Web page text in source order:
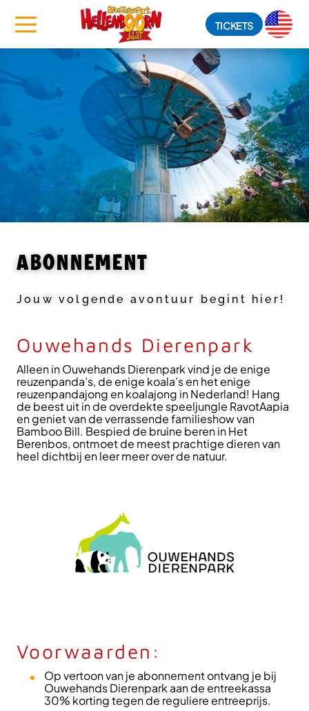
TICKETS
ABONNEMENT
Jouw volgende avontuur begint hier!
Ouwehands Dierenpark
Alleen in Ouwehands Dierenpark vind je de enige
reuzenpanda’s, de enige koala’s en het enige
reuzenpandajong en koalajong in Nederland! Hang
de beest uit in de overdekte speeljungle RavotAapia
en geniet van de verrassende familieshow van
Bamboo Bill. Bespied de bruine beren in Het
Berenbos, ontmoet de meest prachtige dieren van
heel dichtbij en leer meer over de natuur.
Voorwaarden:
Op vertoon van je abonnement ontvang je bij
Ouwehands Dierenpark aan de entreekassa
30% korting tegen de reguliere entreeprijs.